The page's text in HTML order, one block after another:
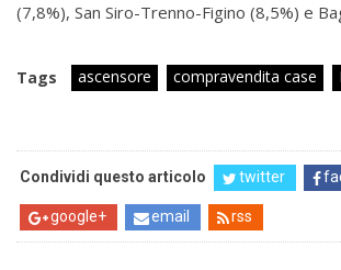
(7,8%), San Siro-Trenno-Figino (8,5%) e
Tags ascensore compravendita case
Condividi questo articolo twitter
google+ email rss